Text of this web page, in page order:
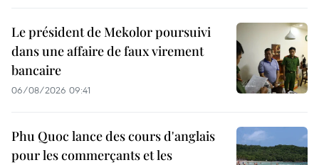
Le président de Mekolor poursuivi
dans une affaire de faux virement
bancaire
06/08/2026 09:41
Phu Quoc lance des cours d'anglais
pour les commerçants et les